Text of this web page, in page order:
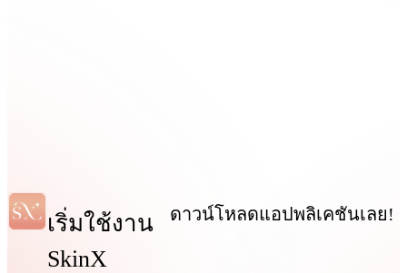
เริ่มใช้งาน
SkinX
ดาวน์โหลดแอปพลิเคชันเลย!